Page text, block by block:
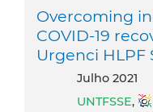
Overcoming
COVID-19
Urgenci HLPF
julho 2021
UNTFSSE,